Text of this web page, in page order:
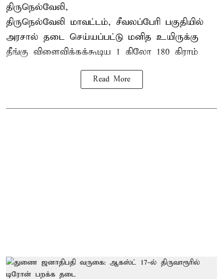
திருநெல்வேலி,
திருநெல்வேலி மாவட்டம், சீவலப்பேரி பகுதியில்
அரசால் தடை செய்யப்பட்டு மனித உயிருக்கு
தீங்கு விளைவிக்கக்கூடிய 1 கிலோ 180 கிராம்
Read More